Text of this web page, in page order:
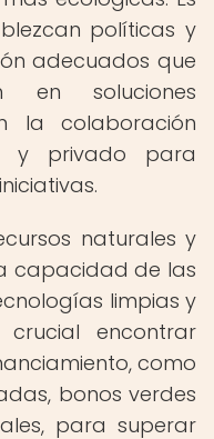
políticas y
adecuados que
en soluciones
la colaboración
y privado para
naturales y
capacidad de las
limpias y
crucial encontrar
como
bonos verdes
para superar